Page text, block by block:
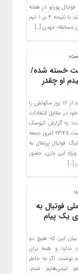
پورتو در هفته
هشتم لیگ پرتغال موفق شد با نتیجه ۴ بر ۱ تیم
مسابقه، مهدی […]
خسته شده/
او چقدر
سرمربی تیم فوتبال پورتو بعد از ۱۶ روز سکوتش را
در مقابل انتقادات
به گزارش کیوسک
خبر، تیم فوتبال پورتو از ساعت ۲۳:۴۵ امروز جمعه
فوتبال پرتغال به
این بازی، حضور
[…]
فوتبال به
یک پیام
بیان این که هیچ دو
ندارد و همه برای
نوشت: اگر به خاطر
تیمی‌هایم شدم،